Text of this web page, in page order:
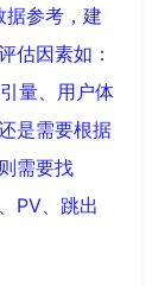
据参考，建
估因素如：
量、用户体
是需要根据
需要找
PV、跳出